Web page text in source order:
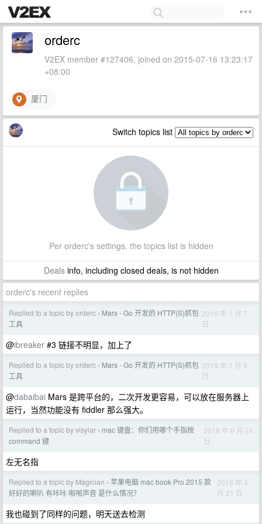
orderc
V2EX member #127406, joined on 2015-07-16 13:23:17
+08:00
厦门
Switch topics list
Per orderc's settings, the topics list is hidden
Dealsinfo, including closed deals, is not hidden
orderc's recent replies
Replied to a topic by orderc › Mars - Go 开发的 HTTP(S)抓包
工具
2019 年 1 月 7
日
@ibreaker #3 链接不明显，加上了
Replied to a topic by orderc › Mars - Go 开发的 HTTP(S)抓包
工具
2019 年 1 月 5
日
@dabaibai Mars 是跨平台的，二次开发更容易，可以放在服务器上
运行，当然功能没有 fiddler 那么强大。
Replied to a topic by visylar › mac 键盘：你们用哪个手指按
command 键
2018 年 6 月 24
日
左无名指
Replied to a topic by Magician › 苹果电脑 mac book Pro 2015 款
好好的喇叭 有咔咔 啪啪声音 是什么情况？
2018 年 4
月 21 日
我也碰到了同样的问题，明天送去检测